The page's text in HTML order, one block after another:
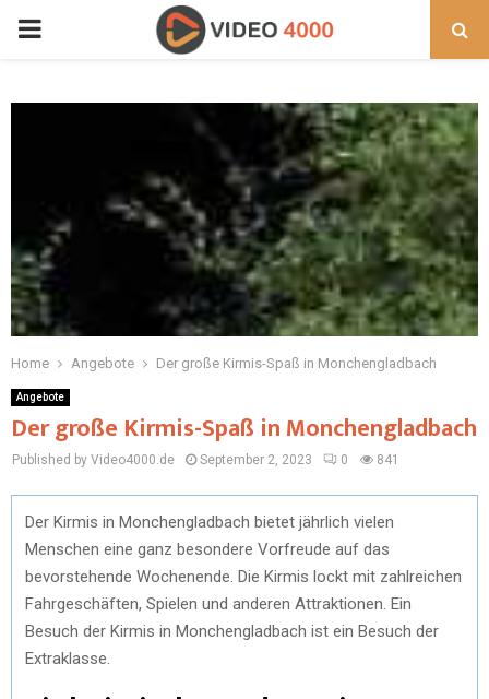
PRIMARY
Home Angebote Der große Kirmis-Spaß in Monchengladbach
Angebote
Der große Kirmis-Spaß in Monchengladbach
Published by Video4000.de September 2, 2023 0 841
Der Kirmis in Monchengladbach bietet jährlich vielen
Menschen eine ganz besondere Vorfreude auf das
bevorstehende Wochenende. Die Kirmis lockt mit zahlreichen
Fahrgeschäften, Spielen und anderen Attraktionen. Ein
Besuch der Kirmis in Monchengladbach ist ein Besuch der
Extraklasse.